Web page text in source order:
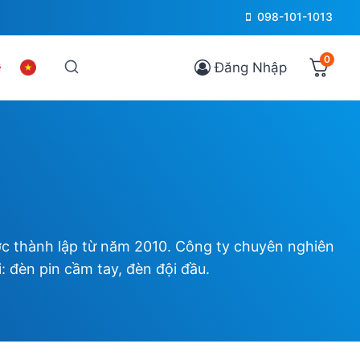
098-101-1013
Đăng Nhập 0
thành lập từ năm 2010. Công ty chuyên nghiên
pin cầm tay, đèn đội đầu.